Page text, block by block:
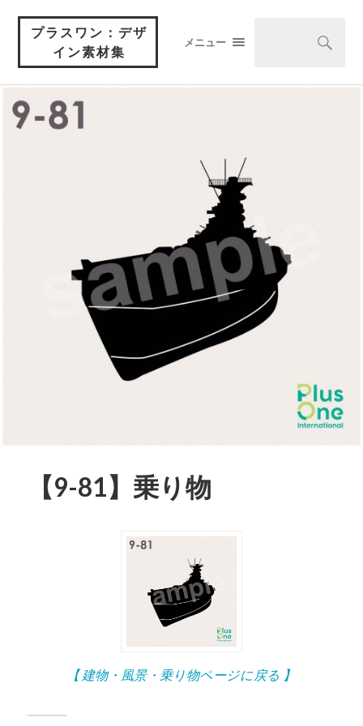
プラスワン：デザ
イン素材集
メニュー
【9-81】乗り物
【 建物・風景・乗り物ページに戻る 】